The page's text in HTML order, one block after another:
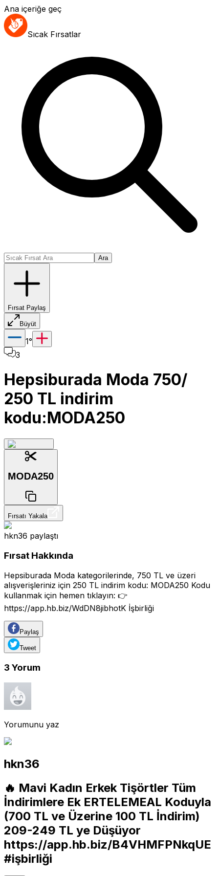
Ana içeriğe geç
Sıcak Fırsatlar
Ara
Fırsat Paylaş
Büyüt
1°
3
Hepsiburada Moda 750/
250 TL indirim
kodu:MODA250
MODA250
Fırsatı Yakala
hkn36 paylaştı
Fırsat Hakkında
Hepsiburada Moda kategorilerinde, 750 TL ve üzeri
alışverişleriniz için 250 TL indirim kodu: MODA250 Kodu
kullanmak için hemen tıklayın: 👉
https://app.hb.biz/WdDN8jibhotK İşbirliği
Paylaş
Tweet
3 Yorum
Yorumunu yaz
hkn36
🔥 Mavi Kadın Erkek Tişörtler Tüm
İndirimlere Ek ERTELEMEAL Koduyla
(700 TL ve Üzerine 100 TL İndirim)
209-249 TL ye Düşüyor
https://app.hb.biz/B4VHMFPNkqUE
#işbirliği